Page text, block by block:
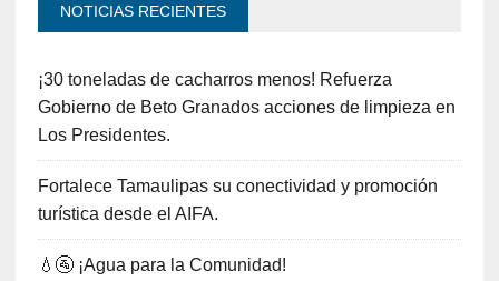
NOTICIAS RECIENTES
¡30 toneladas de cacharros menos! Refuerza
Gobierno de Beto Granados acciones de limpieza en
Los Presidentes.
Fortalece Tamaulipas su conectividad y promoción
turística desde el AIFA.
💧🚰 ¡Agua para la Comunidad!